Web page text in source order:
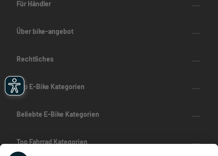
Für Händler
Über bike-angebot
Rechtliches
Top E-Bike Kategorien
Beliebte E-Bike Kategorien
Top Fahrrad Kategorien